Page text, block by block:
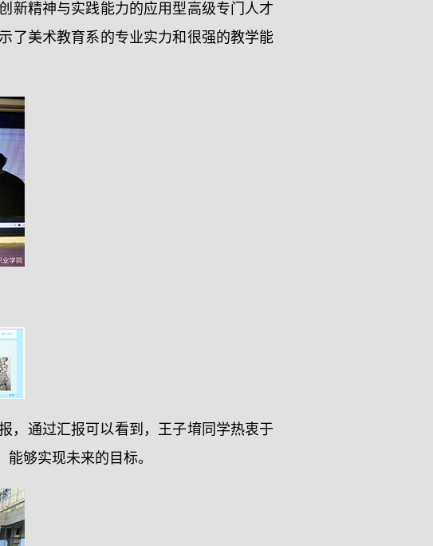
新精神与实践能力的应用型高级专门人才
了美术教育系的专业实力和很强的教学能
，通过汇报可以看到，王子堉同学热衷于
够实现未来的目标。